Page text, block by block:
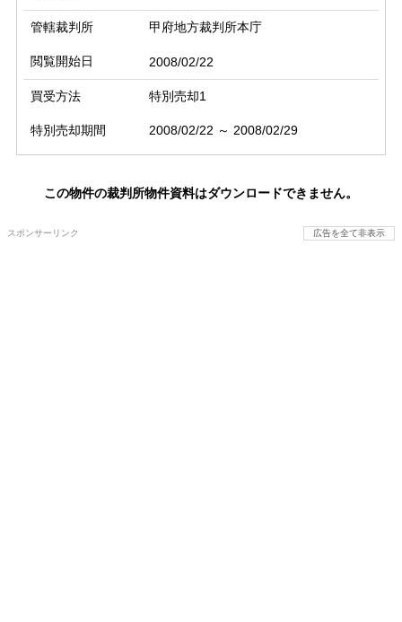
管轄裁判所 甲府地方裁判所本庁
閲覧開始日 2008/02/22
買受方法 特別売却1
特別売却期間 2008/02/22 ～ 2008/02/29
この物件の裁判所物件資料はダウンロードできません。
スポンサーリンク 広告を全て非表示